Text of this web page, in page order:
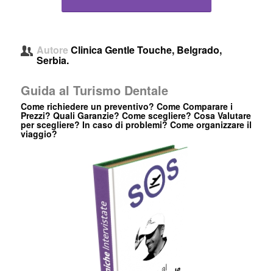
AutoreClinica Gentle Touche, Belgrado,
Serbia.
Guida al Turismo Dentale
Come richiedere un preventivo? Come Comparare i
Prezzi? Quali Garanzie? Come scegliere? Cosa Valutare
per scegliere? In caso di problemi? Come organizzare il
viaggio?